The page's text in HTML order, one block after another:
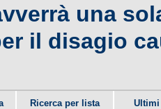
una
il disagio
Ricerca per lista